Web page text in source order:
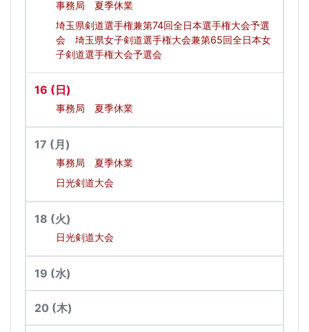
事務局 夏季休業
埼玉県剣道選手権兼第74回全日本選手権大会予選
会 埼玉県女子剣道選手権大会兼第65回全日本女
子剣道選手権大会予選会
16 (日)
事務局 夏季休業
17 (月)
事務局 夏季休業
日光剣道大会
18 (火)
日光剣道大会
19 (水)
20 (木)